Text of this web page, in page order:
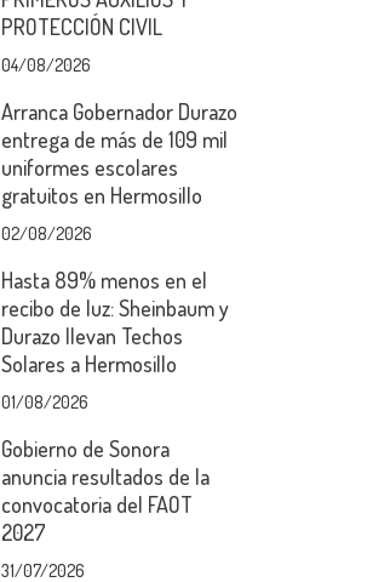
PROTECCIÓN CIVIL
04/08/2026
Arranca Gobernador Durazo
entrega de más de 109 mil
uniformes escolares
gratuitos en Hermosillo
02/08/2026
Hasta 89% menos en el
recibo de luz: Sheinbaum y
Durazo llevan Techos
Solares a Hermosillo
01/08/2026
Gobierno de Sonora
anuncia resultados de la
convocatoria del FAOT
2027
31/07/2026